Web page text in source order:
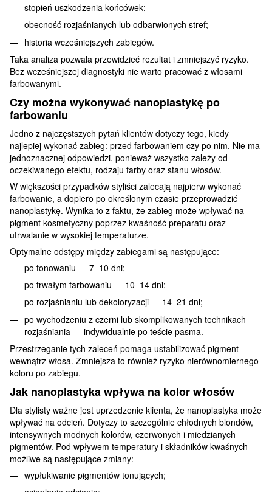
stopień uszkodzenia końcówek;
obecność rozjaśnianych lub odbarwionych stref;
historia wcześniejszych zabiegów.
Taka analiza pozwala przewidzieć rezultat i zmniejszyć ryzyko.
Bez wcześniejszej diagnostyki nie warto pracować z włosami
farbowanymi.
Czy można wykonywać nanoplastykę po
farbowaniu
Jedno z najczęstszych pytań klientów dotyczy tego, kiedy
najlepiej wykonać zabieg: przed farbowaniem czy po nim. Nie ma
jednoznacznej odpowiedzi, ponieważ wszystko zależy od
oczekiwanego efektu, rodzaju farby oraz stanu włosów.
W większości przypadków styliści zalecają najpierw wykonać
farbowanie, a dopiero po określonym czasie przeprowadzić
nanoplastykę. Wynika to z faktu, że zabieg może wpływać na
pigment kosmetyczny poprzez kwaśność preparatu oraz
utrwalanie w wysokiej temperaturze.
Optymalne odstępy między zabiegami są następujące:
po tonowaniu — 7–10 dni;
po trwałym farbowaniu — 10–14 dni;
po rozjaśnianiu lub dekoloryzacji — 14–21 dni;
po wychodzeniu z czerni lub skomplikowanych technikach
rozjaśniania — indywidualnie po teście pasma.
Przestrzeganie tych zaleceń pomaga ustabilizować pigment
wewnątrz włosa. Zmniejsza to również ryzyko nierównomiernego
koloru po zabiegu.
Jak nanoplastyka wpływa na kolor włosów
Dla stylisty ważne jest uprzedzenie klienta, że nanoplastyka może
wpływać na odcień. Dotyczy to szczególnie chłodnych blondów,
intensywnych modnych kolorów, czerwonych i miedzianych
pigmentów. Pod wpływem temperatury i składników kwaśnych
możliwe są następujące zmiany:
wypłukiwanie pigmentów tonujących;